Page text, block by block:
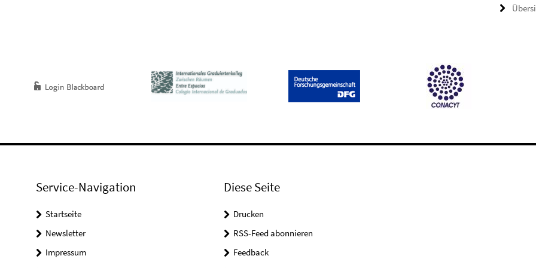
Service-Navigation
Startseite
Newsletter
Impressum
Diese Seite
Drucken
RSS-Feed abonnieren
Feedback